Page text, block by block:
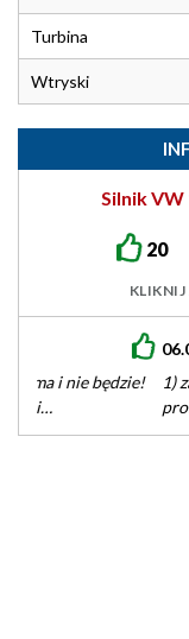
Turbina
Wtryski
Silnik VW
20
1) zabezpieczyć
profile zamknięte. 2)
przeczyści…